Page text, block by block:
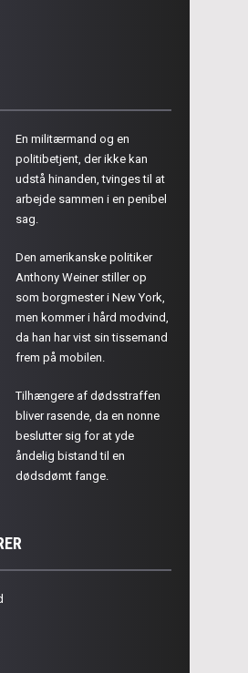
En militærmand og en
politibetjent, der ikke kan
udstå hinanden, tvinges til at
arbejde sammen i en penibel
sag.
Den amerikanske politiker
Anthony Weiner stiller op
som borgmester i New York,
men kommer i hård modvind,
da han har vist sin tissemand
frem på mobilen.
Tilhængere af dødsstraffen
bliver rasende, da en nonne
beslutter sig for at yde
åndelig bistand til en
dødsdømt fange.